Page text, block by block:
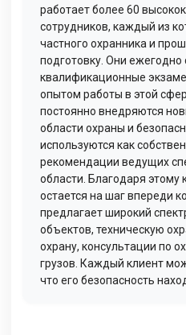
работает более 60
сотрудников, каждый из
частного охранника и
подготовку. Они ежегодно
квалификационные
опытом работы в этой
постоянно внедряются
области охраны и
используются как
рекомендации ведущих
области. Благодаря этому
остается на шаг впереди
предлагает широкий
объектов, техническую
охрану, консультации по
грузов. Каждый клиент
что его безопасность